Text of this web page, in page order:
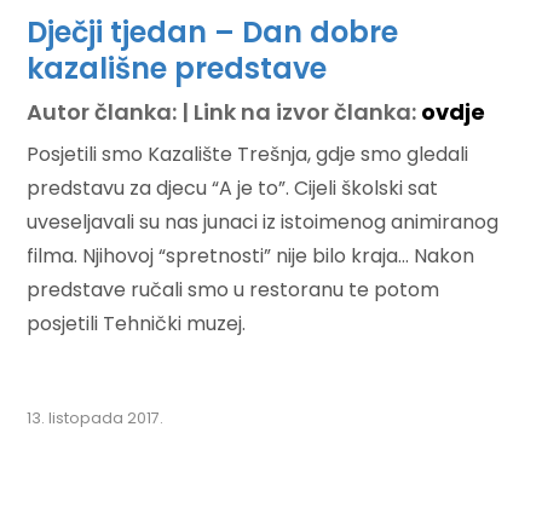
Dječji tjedan – Dan dobre
kazališne predstave
Autor članka: | Link na izvor članka: ovdje
Posjetili smo Kazalište Trešnja, gdje smo gledali
predstavu za djecu “A je to”. Cijeli školski sat
uveseljavali su nas junaci iz istoimenog animiranog
filma. Njihovoj “spretnosti” nije bilo kraja… Nakon
predstave ručali smo u restoranu te potom
posjetili Tehnički muzej.
13. listopada 2017.